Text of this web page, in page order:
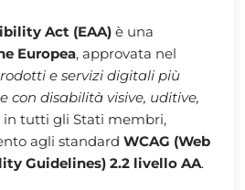
Act (EAA) è una
Europea, approvata nel
e servizi digitali più
con disabilità visive, uditive,
in tutti gli Stati membri,
agli standard WCAG (Web
Guidelines) 2.2 livello AA.